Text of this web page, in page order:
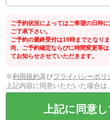
ご予約状況によってはご希望の日時
ご了承下さい。
ご予約の最終受付は19時までとなりま
尚、ご予約確定ならびに時間変更等
てお知らせさせていただきます。
※利用規約及びプライバシーポリ
上記内容に同意いただいた場合は
上記に同意